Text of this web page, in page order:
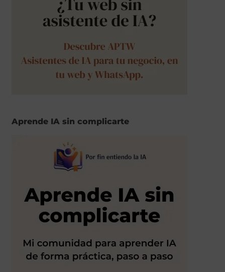
Aprende IA sin complicarte